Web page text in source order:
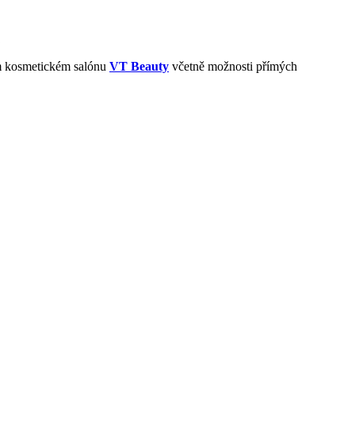
salónu VT Beauty včetně možnosti přímých